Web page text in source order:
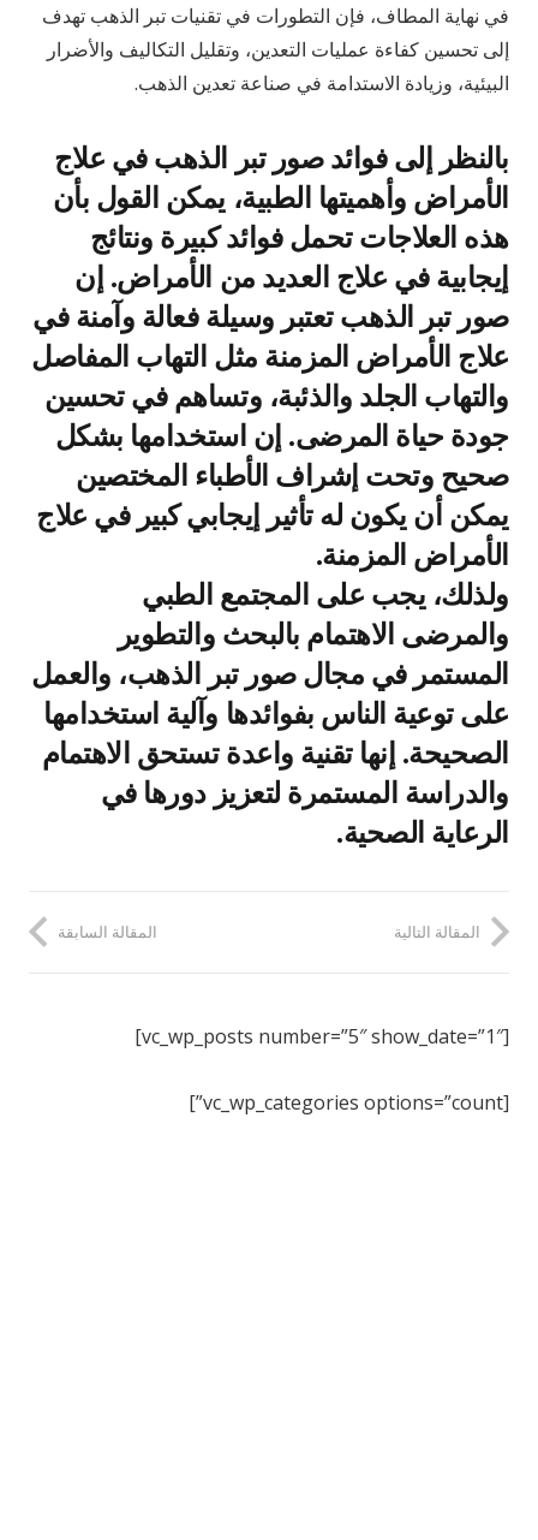
في نهاية المطاف، فإن التطورات في تقنيات تبر الذهب تهدف
إلى تحسين كفاءة عمليات التعدين، وتقليل التكاليف والأضرار
البيئية، وزيادة الاستدامة في صناعة تعدين الذهب.
بالنظر إلى فوائد صور تبر الذهب في علاج
الأمراض وأهميتها الطبية، يمكن القول بأن
هذه العلاجات تحمل فوائد كبيرة ونتائج
إيجابية في علاج العديد من الأمراض. إن
صور تبر الذهب تعتبر وسيلة فعالة وآمنة في
علاج الأمراض المزمنة مثل التهاب المفاصل
والتهاب الجلد والذئبة، وتساهم في تحسين
جودة حياة المرضى. إن استخدامها بشكل
صحيح وتحت إشراف الأطباء المختصين
يمكن أن يكون له تأثير إيجابي كبير في علاج
الأمراض المزمنة.
ولذلك، يجب على المجتمع الطبي
والمرضى الاهتمام بالبحث والتطوير
المستمر في مجال صور تبر الذهب، والعمل
على توعية الناس بفوائدها وآلية استخدامها
الصحيحة. إنها تقنية واعدة تستحق الاهتمام
والدراسة المستمرة لتعزيز دورها في
الرعاية الصحية.
المقالة السابقة المقالة التالية
[vc_wp_posts number=”5″ show_date=”1″]
[vc_wp_categories options=”count”]